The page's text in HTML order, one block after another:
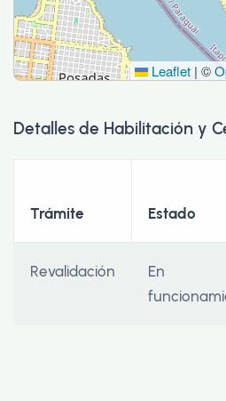
Leaflet | ©
Detalles de Habilitación y
Trámite Estado
Revalidación
En